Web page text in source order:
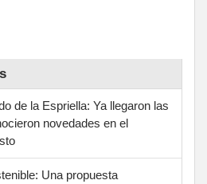
de la Espriella: Ya llegaron las
novedades en el
Una propuesta